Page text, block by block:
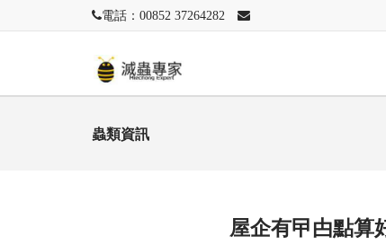
電話：00852 37264282
蟲類資訊
屋企有曱甴點算